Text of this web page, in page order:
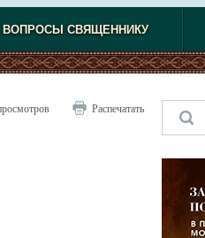
ВОПРОСЫ СВЯЩЕННИКУ
Распечатать